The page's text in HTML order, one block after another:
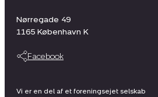
Nørregade 49
1165 København K
Facebook
Vi er en del af et foreningsejet selskab